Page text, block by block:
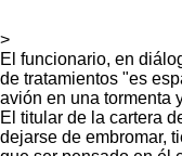
>
El funcionario, en
de tratamientos "es
avión en una tormenta
El titular de la cartera
dejarse de embromar,